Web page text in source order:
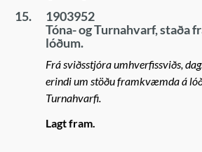
15.
1903952
Tóna- og Turnahvarf, staða
lóðum.
Frá sviðsstjóra umhverfissviðs,
erindi um stöðu framkvæmda á
Turnahvarfi.
Lagt fram.